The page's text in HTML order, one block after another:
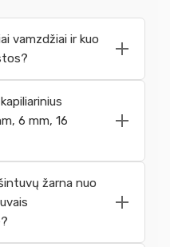
vamzdžiai ir kuo
6 mm, 16
žarna nuo